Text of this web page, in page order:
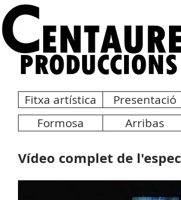
Vídeo complet de
Fitxa artística
Presentació
Formosa Arribas